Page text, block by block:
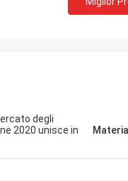
degli
2020 unisce in